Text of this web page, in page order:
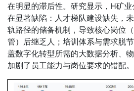
在明显的滞后性。研究显示，H矿
在显著缺陷：人才梯队建设缺失，
轨路径的储备机制，导致核心岗位
管）后继乏人；培训体系与需求脱
盖数字化转型所需的大数据分析、
加剧了员工能力与岗位要求的错配。